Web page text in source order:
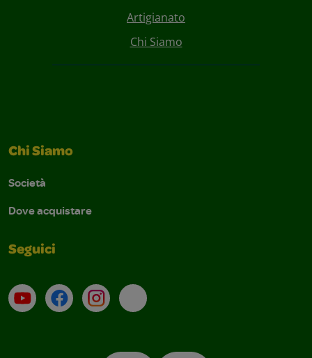
Artigianato
Chi Siamo
Chi Siamo
Società
Dove acquistare
Seguici
Su YouTube
ContattiProfilo Instagram
Email